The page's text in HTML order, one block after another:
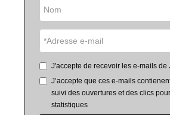
J'accepte de recevoir les e-mails de
J’accepte que ces e-mails
suivi des ouvertures et des clics
statistiques